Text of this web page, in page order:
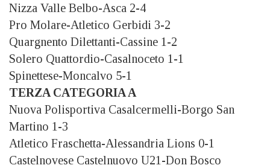
Nizza Valle Belbo-Asca 2-4
Pro Molare-Atletico Gerbidi 3-2
Quargnento Dilettanti-Cassine 1-2
Solero Quattordio-Casalnoceto 1-1
Spinettese-Moncalvo 5-1
TERZA CATEGORIA A
Nuova Polisportiva Casalcermelli-Borgo San
Martino 1-3
Atletico Fraschetta-Alessandria Lions 0-1
Castelnovese Castelnuovo U21-Don Bosco